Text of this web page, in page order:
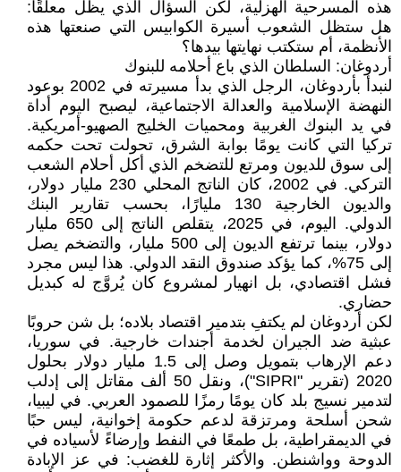
هذه المسرحية الهزلية، لكن السؤال الذي يظل معلقًا:
هل ستظل الشعوب أسيرة الكوابيس التي صنعتها هذه
الأنظمة، أم ستكتب نهايتها بيدها؟
أردوغان: السلطان الذي باع أحلامه للبنوك
لنبدأ بأردوغان، الرجل الذي بدأ مسيرته في 2002 بوعود
النهضة الإسلامية والعدالة الاجتماعية، ليصبح اليوم أداة
في يد البنوك الغربية ومحميات الخليج الصهيو-أمريكية.
تركيا التي كانت يومًا بوابة الشرق، تحولت تحت حكمه
إلى سوق للديون ومرتع للتضخم الذي أكل أحلام الشعب
التركي. في 2002، كان الناتج المحلي 230 مليار دولار،
والديون الخارجية 130 مليارًا، بحسب تقارير البنك
الدولي. اليوم، في 2025، يتقلص الناتج إلى 650 مليار
دولار، بينما ترتفع الديون إلى 500 مليار، والتضخم يصل
إلى 75%، كما يؤكد صندوق النقد الدولي. هذا ليس مجرد
فشل اقتصادي، بل انهيار لمشروع كان يُروَّج له كبديل
حضاري.
لكن أردوغان لم يكتفِ بتدمير اقتصاد بلاده؛ بل شن حروبًا
عبثية ضد الجيران لخدمة أجندات خارجية. في سوريا،
دعم الإرهاب بتمويل وصل إلى 1.5 مليار دولار بحلول
2020 (تقرير "SIPRI")، ونقل 50 ألف مقاتل إلى إدلب
لتدمير نسيج بلد كان يومًا رمزًا للصمود العربي. في ليبيا،
شحن أسلحة ومرتزقة لدعم حكومة إخوانية، ليس حبًا
في الديمقراطية، بل طمعًا في النفط وإرضاءً لأسياده في
الدوحة وواشنطن. والأكثر إثارة للغضب: في عز الإبادة